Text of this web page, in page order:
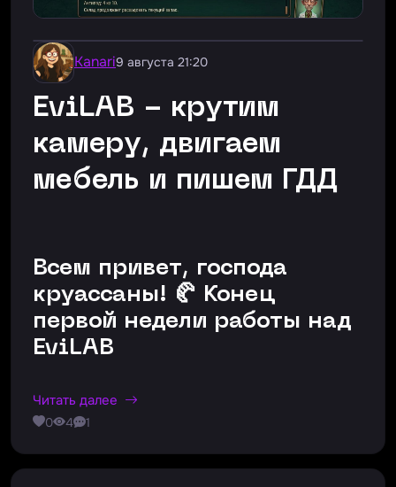
Kanari9 августа 21:20
EviLAB - крутим
камеру, двигаем
мебель и пишем ГДД
Всем привет, господа
круассаны! 🥐 Конец
первой недели работы над
EviLAB
Читать далее
0 4 1